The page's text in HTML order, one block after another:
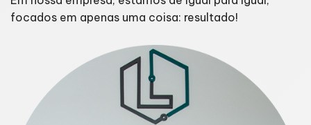
focados em apenas uma coisa: resultado!